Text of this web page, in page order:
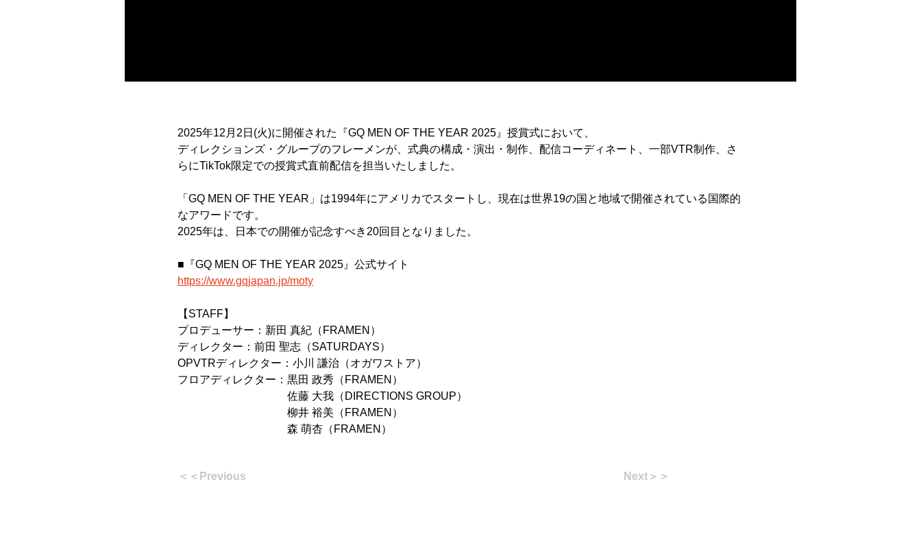
2025年12月2日(火)に開催された『GQ MEN OF THE YEAR 2025』授賞式において、
ディレクションズ・グループのフレーメンが、式典の構成・演出・制作、配信コーディネート、一部VTR制作、さ
らにTikTok限定での授賞式直前配信を担当いたしました。
「GQ MEN OF THE YEAR」は1994年にアメリカでスタートし、現在は世界19の国と地域で開催されている国際的
なアワードです。
2025年は、日本での開催が記念すべき20回目となりました。
■『GQ MEN OF THE YEAR 2025』公式サイト
https://www.gqjapan.jp/moty
【STAFF】
プロデューサー：新田 真紀（FRAMEN）
ディレクター：前田 聖志（SATURDAYS）
OPVTRディレクター：小川 謙治（オガワストア）
フロアディレクター：黒田 政秀（FRAMEN）
佐藤 大我（DIRECTIONS GROUP）
柳井 裕美（FRAMEN）
森 萌杏（FRAMEN）
＜＜Previous Next＞＞